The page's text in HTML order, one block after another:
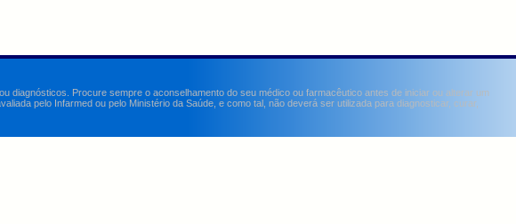
diagnósticos. Procure sempre o aconselhamento do seu médico ou farmacêutico antes de iniciar ou alterar um
pelo Infarmed ou pelo Ministério da Saúde, e como tal, não deverá ser utilizada para diagnosticar, curar,